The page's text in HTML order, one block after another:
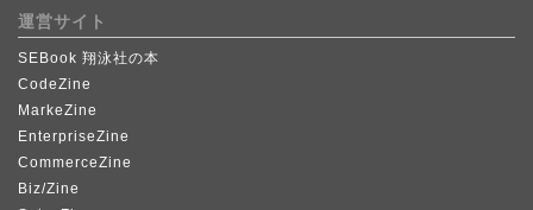
運営サイト
SEBook 翔泳社の本
CodeZine
MarkeZine
EnterpriseZine
CommerceZine
Biz/Zine